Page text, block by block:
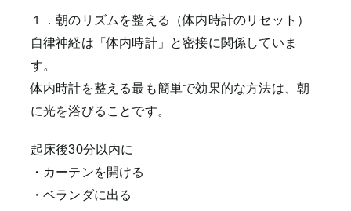
１．朝のリズムを整える（体内時計のリセット）
自律神経は「体内時計」と密接に関係していま
す。
体内時計を整える最も簡単で効果的な方法は、朝
に光を浴びることです。
起床後30分以内に
・カーテンを開ける
・ベランダに出る